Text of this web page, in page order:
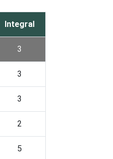
Integral
3
3
3
2
5